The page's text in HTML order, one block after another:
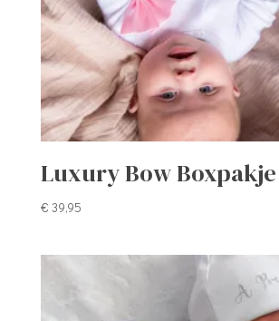
Luxury Bow Boxpakje
€ 39,95